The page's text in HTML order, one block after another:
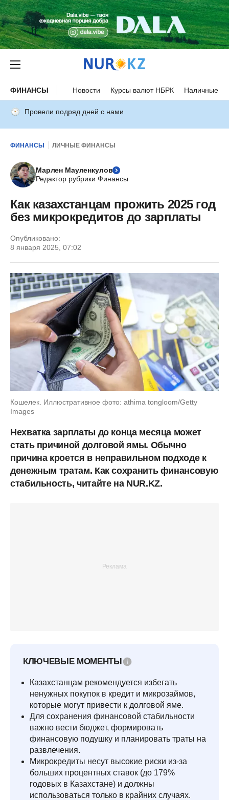
ФИНАНСЫ Новости Курсы валют НБРК Наличные
Провели подряд дней с нами
ФИНАНСЫ ЛИЧНЫЕ ФИНАНСЫ
Марлен Мауленкулов
Редактор рубрики Финансы
Как казахстанцам прожить 2025 год
без микрокредитов до зарплаты
Опубликовано:
8 января 2025, 07:02
Кошелек. Иллюстративное фото: athima tongloom/Getty
Images
Нехватка зарплаты до конца месяца может
стать причиной долговой ямы. Обычно
причина кроется в неправильном подходе к
денежным тратам. Как сохранить финансовую
стабильность, читайте на NUR.KZ.
КЛЮЧЕВЫЕ МОМЕНТЫ
Казахстанцам рекомендуется избегать
ненужных покупок в кредит и микрозаймов,
которые могут привести к долговой яме.
Для сохранения финансовой стабильности
важно вести бюджет, формировать
финансовую подушку и планировать траты на
развлечения.
Микрокредиты несут высокие риски из-за
больших процентных ставок (до 179%
годовых в Казахстане) и должны
использоваться только в крайних случаях.